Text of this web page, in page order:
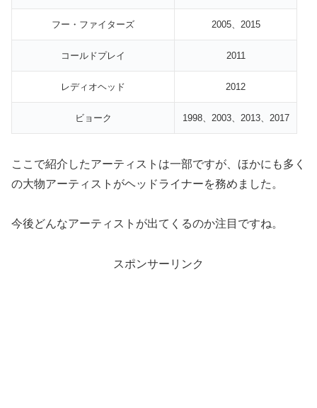
フー・ファイターズ 2005、2015
コールドプレイ 2011
レディオヘッド 2012
ビョーク 1998、2003、2013、2017
ここで紹介したアーティストは一部ですが、ほかにも多く
の大物アーティストがヘッドライナーを務めました。
今後どんなアーティストが出てくるのか注目ですね。
スポンサーリンク